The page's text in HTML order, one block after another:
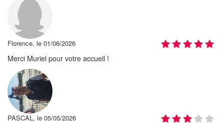
Florence, le 01/06/2026
Merci Muriel pour votre accueil !
PASCAL, le 05/05/2026